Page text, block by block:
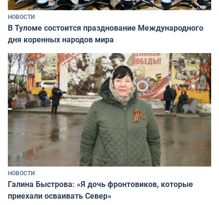
НОВОСТИ
В Туломе состоится празднование Международного
дня коренных народов мира
НОВОСТИ
Галина Быстрова: «Я дочь фронтовиков, которые
приехали осваивать Север»